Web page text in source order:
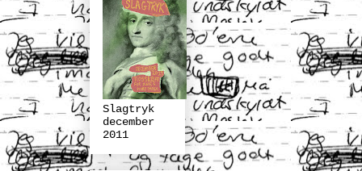
Slagtryk
december
2011